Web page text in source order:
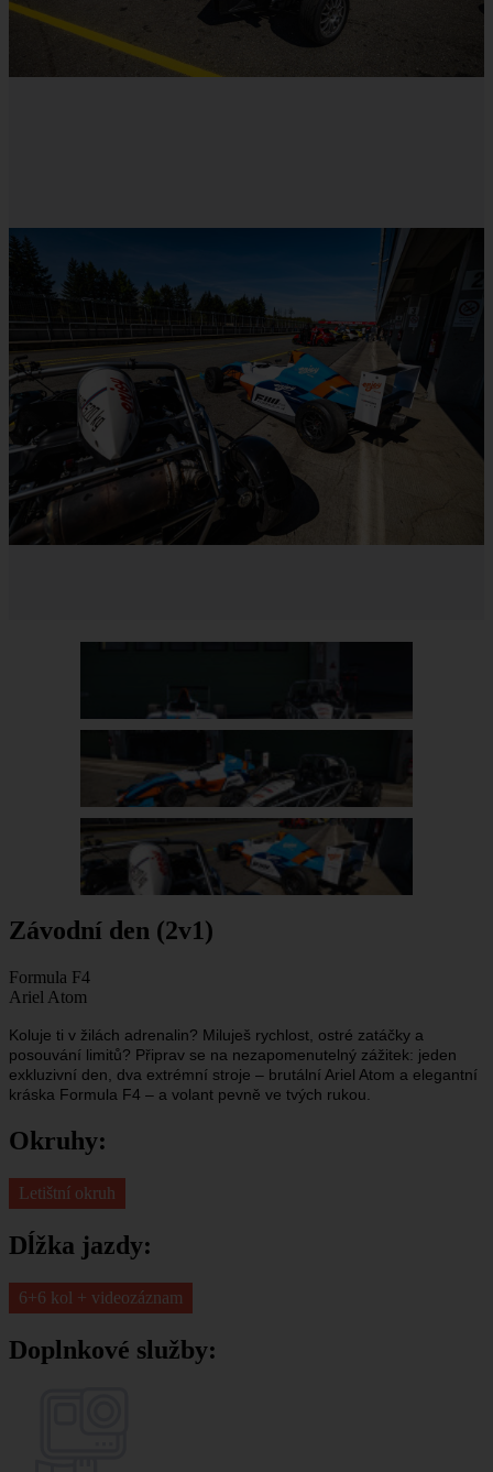
Závodní den (2v1)
Formula F4
Ariel Atom
Koluje ti v žilách adrenalin? Miluješ rychlost, ostré zatáčky a
posouvání limitů? Připrav se na nezapomenutelný zážitek: jeden
exkluzivní den, dva extrémní stroje – brutální Ariel Atom a elegantní
kráska Formula F4 – a volant pevně ve tvých rukou.
Okruhy:
Letištní okruh
Dĺžka jazdy:
6+6 kol + videozáznam
Doplnkové služby: